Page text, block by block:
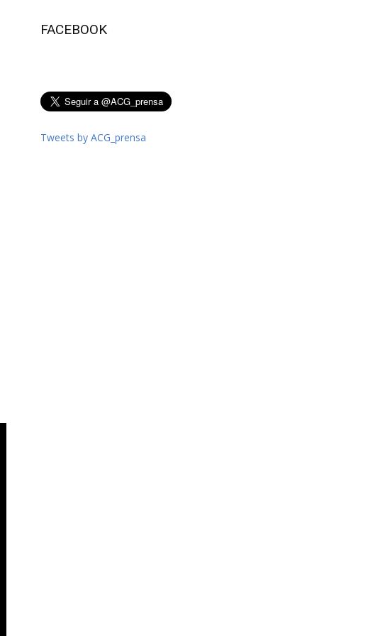
FACEBOOK
Tweets by ACG_prensa